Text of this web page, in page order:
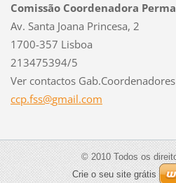
Comissão Coordenadora
Av. Santa Joana Princesa, 2
1700-357 Lisboa
213475394/5
Ver contactos Gab.Coordenadores
ccp.fss@gmail.com
© 2010 Todos os
Crie o seu site grátis